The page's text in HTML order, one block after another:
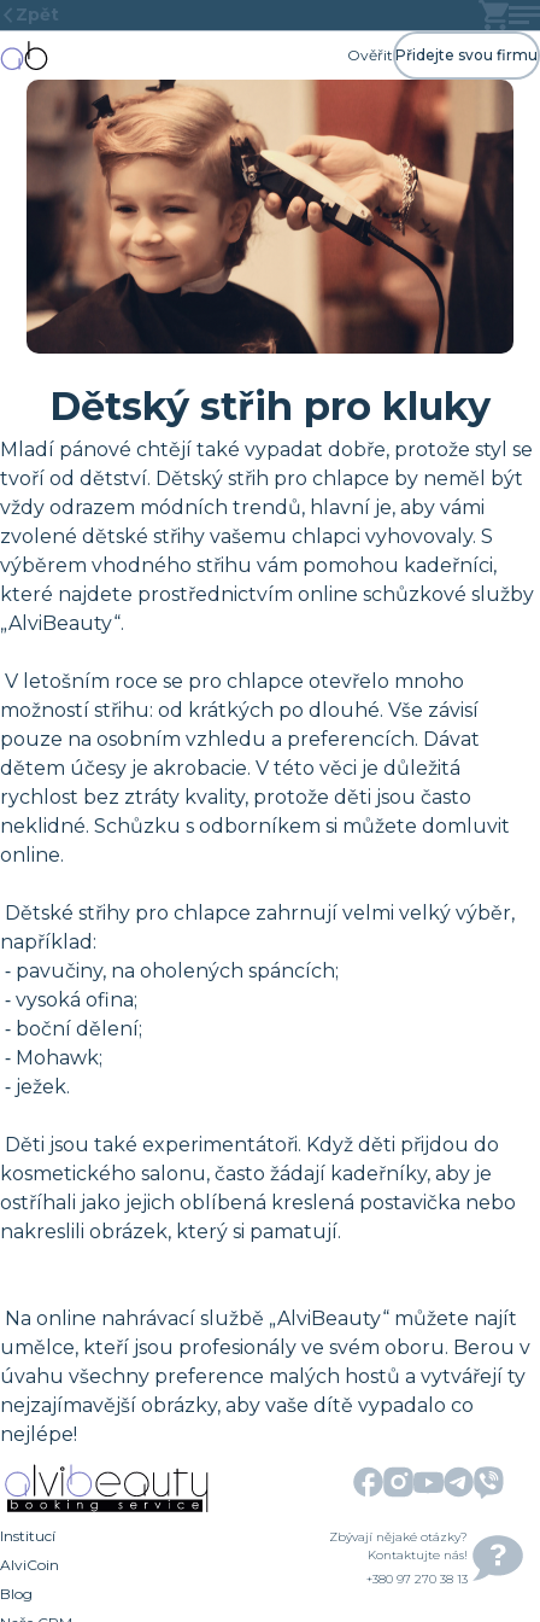
Zpět
Ověřit Přidejte svou firmu
Dětský střih pro kluky
Mladí pánové chtějí také vypadat dobře, protože styl se
tvoří od dětství. Dětský střih pro chlapce by neměl být
vždy odrazem módních trendů, hlavní je, aby vámi
zvolené dětské střihy vašemu chlapci vyhovovaly. S
výběrem vhodného střihu vám pomohou kadeřníci,
které najdete prostřednictvím online schůzkové služby
„AlviBeauty“.
V letošním roce se pro chlapce otevřelo mnoho
možností střihu: od krátkých po dlouhé. Vše závisí
pouze na osobním vzhledu a preferencích. Dávat
dětem účesy je akrobacie. V této věci je důležitá
rychlost bez ztráty kvality, protože děti jsou často
neklidné. Schůzku s odborníkem si můžete domluvit
online.
Dětské střihy pro chlapce zahrnují velmi velký výběr,
například:
⁃ pavučiny, na oholených spáncích;
⁃ vysoká ofina;
⁃ boční dělení;
⁃ Mohawk;
⁃ ježek.
Děti jsou také experimentátoři. Když děti přijdou do
kosmetického salonu, často žádají kadeřníky, aby je
ostříhali jako jejich oblíbená kreslená postavička nebo
nakreslili obrázek, který si pamatují.
Na online nahrávací službě „AlviBeauty“ můžete najít
umělce, kteří jsou profesionály ve svém oboru. Berou v
úvahu všechny preference malých hostů a vytvářejí ty
nejzajímavější obrázky, aby vaše dítě vypadalo co
nejlépe!
Institucí
AlviCoin
Blog
Zbývají nějaké otázky?
Kontaktujte nás!
+380 97 270 38 13